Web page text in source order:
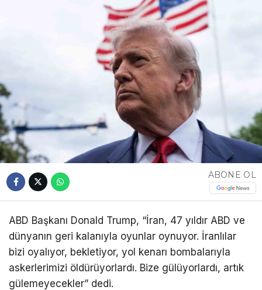
ABONE OL
ABD Başkanı Donald Trump, “İran, 47 yıldır ABD ve
dünyanın geri kalanıyla oyunlar oynuyor. İranlılar
bizi oyalıyor, bekletiyor, yol kenarı bombalarıyla
askerlerimizi öldürüyorlardı. Bize gülüyorlardı, artık
gülemeyecekler” dedi.